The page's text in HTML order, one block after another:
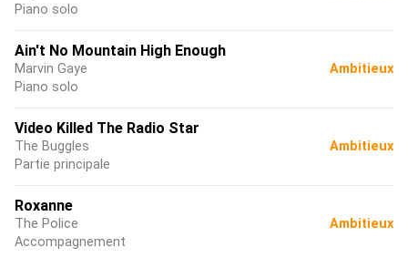
Piano solo
Ain't No Mountain High Enough
Marvin Gaye
Piano solo
Ambitieux
Video Killed The Radio Star
The Buggles
Partie principale
Ambitieux
Roxanne
The Police
Accompagnement
Ambitieux